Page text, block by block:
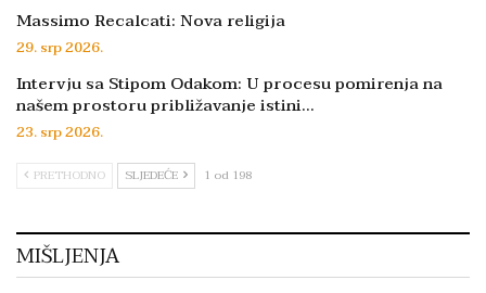
Massimo Recalcati: Nova religija
29. srp 2026.
Intervju sa Stipom Odakom: U procesu pomirenja na
našem prostoru približavanje istini…
23. srp 2026.
PRETHODNO SLJEDEĆE 1 od 198
MIŠLJENJA